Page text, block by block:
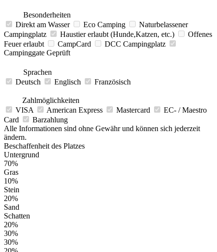
Besonderheiten
Direkt am Wasser
Eco Camping
Naturbelassener
Campingplatz
Haustier erlaubt (Hunde,Katzen, etc.)
Offenes
Feuer erlaubt
CampCard
DCC Campingplatz
Campinggate Geprüft
Sprachen
Deutsch
Englisch Französisch
Zahlmöglichkeiten
VISA
American Express Mastercard
EC- / Maestro
Card
Barzahlung
Alle Informationen sind ohne Gewähr und können sich jederzeit
ändern.
Beschaffenheit des Platzes
Untergrund
70%
Gras
10%
Stein
20%
Sand
Schatten
20%
30%
30%